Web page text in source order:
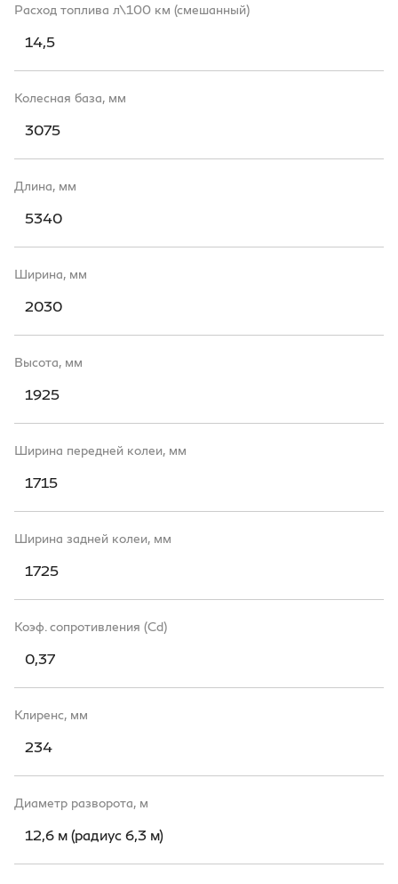
Расход топлива л\100 км (смешанный)
14,5
Колесная база, мм
3075
Длина, мм
5340
Ширина, мм
2030
Высота, мм
1925
Ширина передней колеи, мм
1715
Ширина задней колеи, мм
1725
Коэф. сопротивления (Cd)
0,37
Клиренс, мм
234
Диаметр разворота, м
12,6 м (радиус 6,3 м)